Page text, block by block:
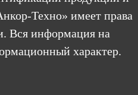
Техно» имеет права
Вся информация на
характер.